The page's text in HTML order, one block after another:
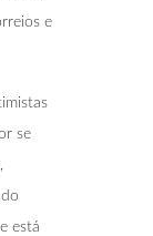
e
se
está